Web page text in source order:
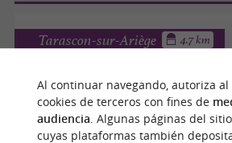
CHÂTEAU DE
Tarascon-sur-Ariège 4.7 km
Al continuar navegando, autoriza
cookies de terceros con fines de
audiencia . Algunas páginas del
cuyas plataformas también